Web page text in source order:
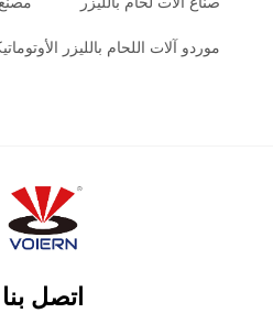
موردو آلات اللحام بالليزر
اتصل بنا